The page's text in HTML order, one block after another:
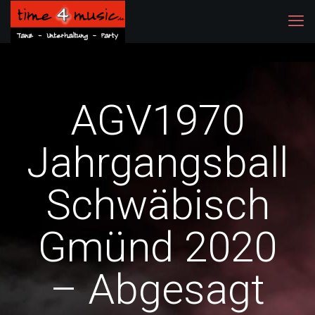
AGV1970
Jahrgangsball
Schwäbisch
Gmünd 2020
– Abgesagt